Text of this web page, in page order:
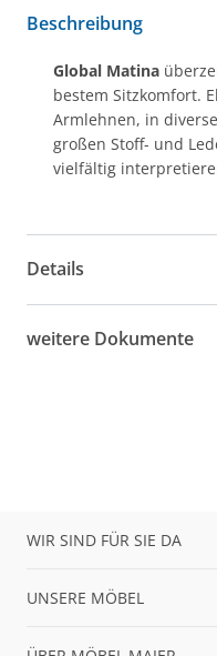
Beschreibung
Global Matina
bestem Sitzkomfort.
Armlehnen, in
großen Stoff- und
vielfältig
Details
weitere Dokumente
WIR SIND FÜR SIE DA
UNSERE MÖBEL